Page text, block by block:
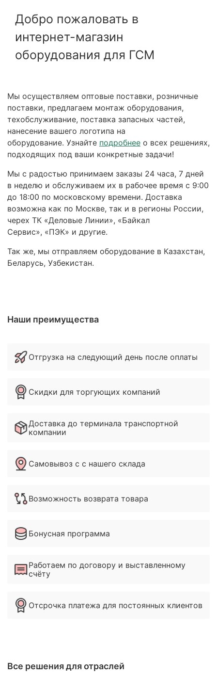
Добро пожаловать в
интернет-магазин
оборудования для ГСМ
Мы осуществляем оптовые поставки, розничные
поставки, предлагаем монтаж оборудования,
техобслуживание, поставка запасных частей,
нанесение вашего логотипа на
оборудование. Узнайте подробнее о всех решениях,
подходящих под ваши конкретные задачи!
Мы с радостью принимаем заказы 24 часа, 7 дней
в неделю и обслуживаем их в рабочее время с 9:00
до 18:00 по московскому времени. Доставка
возможна как по Москве, так и в регионы России,
черех ТК «Деловые Линии», «Байкал
Сервис», «ПЭК» и другие.
Так же, мы отправляем оборудование в Казахстан,
Беларусь, Узбекистан.
Наши преимущества
Отгрузка на следующий день после оплаты
Скидки для торгующих компаний
Доставка до терминала транспортной
компании
Самовывоз с с нашего склада
Возможность возврата товара
Бонусная программа
Работаем по договору и выставленному
счёту
Отсрочка платежа для постоянных клиентов
Все решения для отраслей